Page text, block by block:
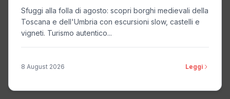
castelli
Sfuggi alla folla di agosto: scopri borghi medievali della
Toscana e dell'Umbria con escursioni slow, castelli e
vigneti. Turismo autentico...
8 August 2026 Leggi